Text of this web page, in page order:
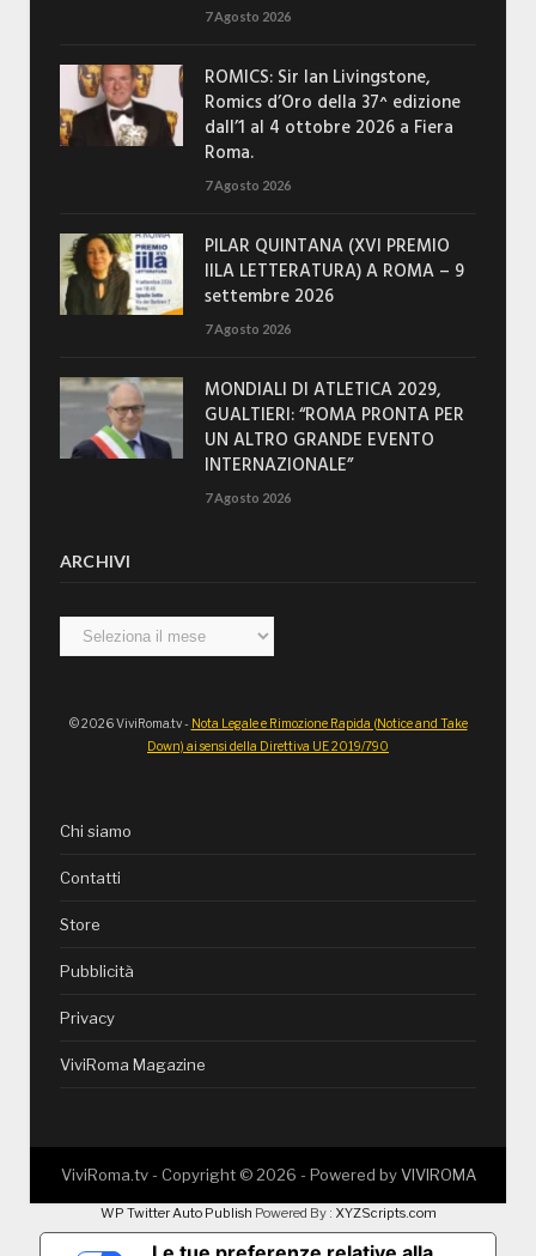
7 Agosto 2026
ROMICS: Sir Ian Livingstone,
Romics d’Oro della 37^ edizione
dall’1 al 4 ottobre 2026 a Fiera
Roma.
7 Agosto 2026
PILAR QUINTANA (XVI PREMIO
IILA LETTERATURA) A ROMA – 9
settembre 2026
7 Agosto 2026
MONDIALI DI ATLETICA 2029,
GUALTIERI: “ROMA PRONTA PER
UN ALTRO GRANDE EVENTO
INTERNAZIONALE”
7 Agosto 2026
ARCHIVI
Archivi
© 2026 ViviRoma.tv - Nota Legale e Rimozione Rapida (Notice and Take
Down) ai sensi della Direttiva UE 2019/790
Chi siamo
Contatti
Store
Pubblicità
Privacy
ViviRoma Magazine
ViviRoma.tv - Copyright © 2026 - Powered byVIVIROMA
WP Twitter Auto Publish Powered By : XYZScripts.com